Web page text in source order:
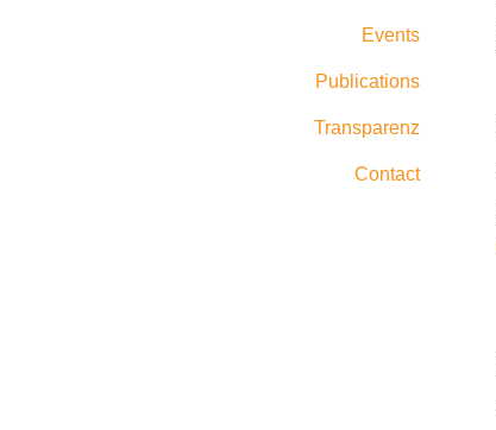
Events
Publications
Transparenz
Contact